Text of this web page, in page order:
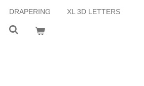
DRAPERING XL 3D LETTERS